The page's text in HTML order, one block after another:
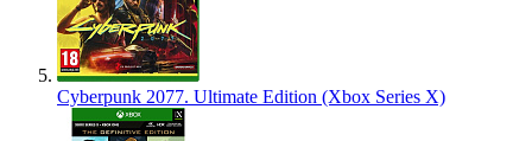
Cyberpunk 2077. Ultimate Edition (Xbox Series X)